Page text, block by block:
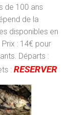
de 100 ans
de la
disponibles en
: 14€ pour
Départs :
: RESERVER